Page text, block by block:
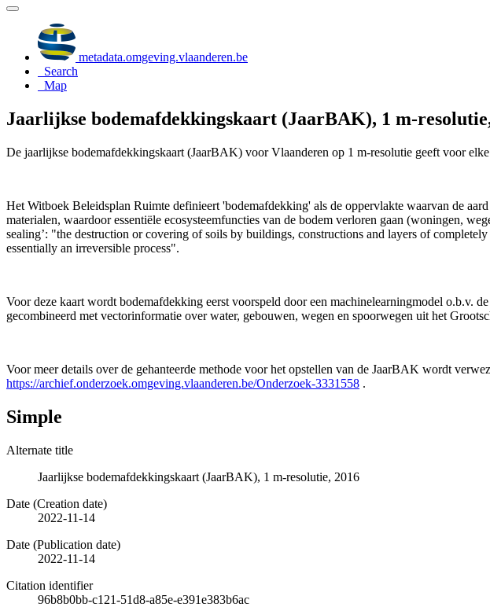
metadata.omgeving.vlaanderen.be
Search
Map
Jaarlijkse bodemafdekkingskaart (JaarBAK), 1 m-
De jaarlijkse bodemafdekkingskaart (JaarBAK) voor Vlaanderen op 1 m-resolutie geeft voor
Het Witboek Beleidsplan Ruimte definieert 'bodemafdekking' als de oppervlakte waarvan de
materialen, waardoor essentiële ecosysteemfuncties van de bodem verloren gaan (woningen,
sealing’: "the destruction or covering of soils by buildings, constructions and layers of
essentially an irreversible process".
Voor deze kaart wordt bodemafdekking eerst voorspeld door een machinelearningmodel o.b.v.
gecombineerd met vectorinformatie over water, gebouwen, wegen en spoorwegen uit het
Voor meer details over de gehanteerde methode voor het opstellen van de JaarBAK wordt
https://archief.onderzoek.omgeving.vlaanderen.be/Onderzoek-3331558 .
Simple
Alternate title
Jaarlijkse bodemafdekkingskaart (JaarBAK), 1 m-resolutie, 2016
Date (Creation date)
2022-11-14
Date (Publication date)
2022-11-14
Citation identifier
96b8b0bb-c121-51d8-a85e-e391e383b6ac